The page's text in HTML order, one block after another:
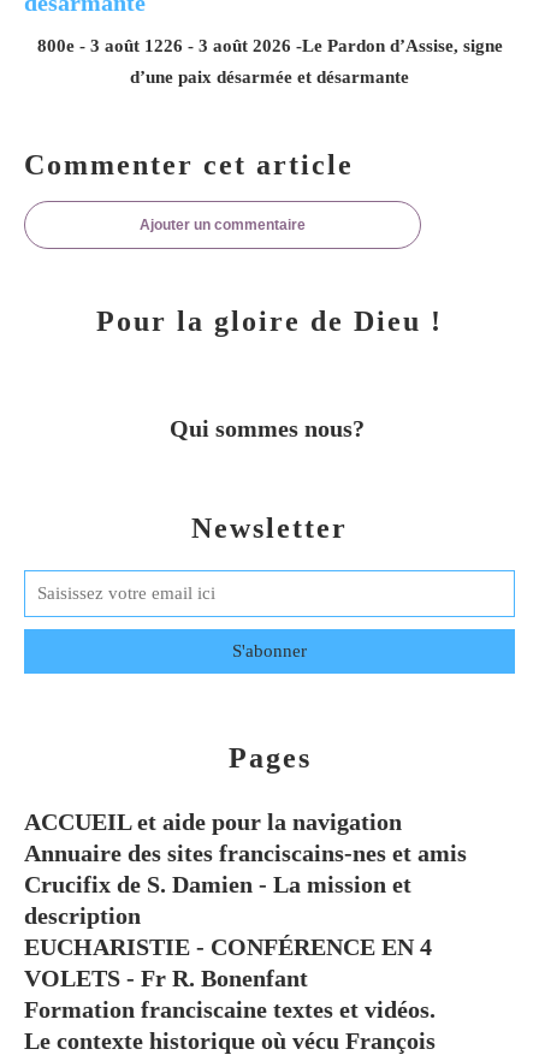
800e - 3 août 1226 - 3 août 2026 -Le Pardon d’Assise, signe
d’une paix désarmée et désarmante
Commenter cet article
Ajouter un commentaire
Newsletter
Pages
ACCUEIL et aide pour la navigation
Annuaire des sites franciscains-nes et amis
Crucifix de S. Damien - La mission et
description
EUCHARISTIE - CONFÉRENCE EN 4
VOLETS - Fr R. Bonenfant
Formation franciscaine textes et vidéos.
Le contexte historique où vécu François
Pour la gloire de Dieu !
Qui sommes nous?